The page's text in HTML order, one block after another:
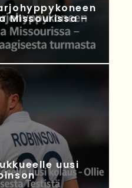
Missourissa –
uusi